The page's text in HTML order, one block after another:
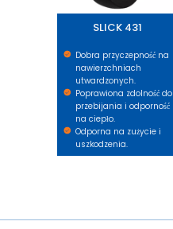
SLICK 431
Dobra przyczepność na
nawierzchniach
utwardzonych.
Poprawiona zdolność do
przebijania i odporność
na ciepło.
Odporna na zużycie i
uszkodzenia.